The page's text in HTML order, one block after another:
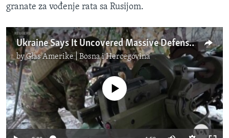
granate za vođenje rata sa Rusijom.
Ukraine Says It Uncovered Massive Defense Procurement Fraud
byGlas Amerike | Bosna i Hercegovina
No media source currently available